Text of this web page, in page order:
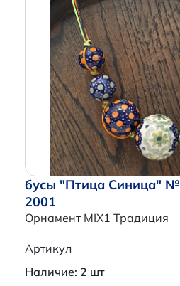
бусы "Птица Синица" №
2001
Орнамент MIX1 Традиция
Артикул
Наличие: 2 шт